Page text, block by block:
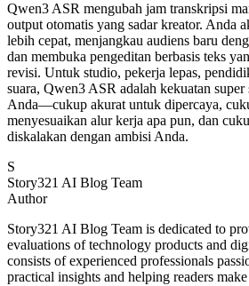
Qwen3 ASR mengubah jam transkripsi
output otomatis yang sadar kreator. Anda
lebih cepat, menjangkau audiens baru
dan membuka pengeditan berbasis teks
revisi. Untuk studio, pekerja lepas,
suara, Qwen3 ASR adalah kekuatan
Anda—cukup akurat untuk dipercaya,
menyesuaikan alur kerja apa pun, dan
diskalakan dengan ambisi Anda.
S
Story321 AI Blog Team
Author
Story321 AI Blog Team is dedicated to
evaluations of technology products and
consists of experienced professionals
practical insights and helping readers